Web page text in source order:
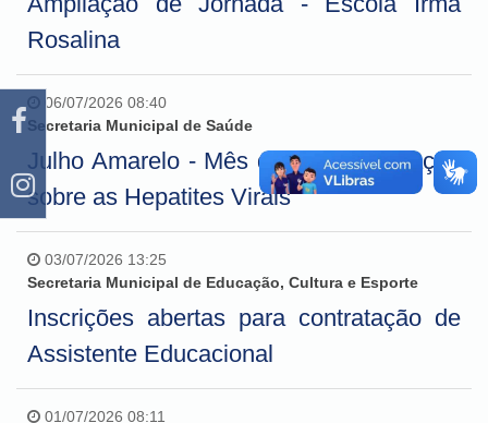
Rosalina
06/07/2026 08:40
Secretaria Municipal de Saúde
Julho Amarelo - Mês de conscientização
sobre as Hepatites Virais
03/07/2026 13:25
Secretaria Municipal de Educação, Cultura e Esporte
Inscrições abertas para contratação de
Assistente Educacional
01/07/2026 08:11